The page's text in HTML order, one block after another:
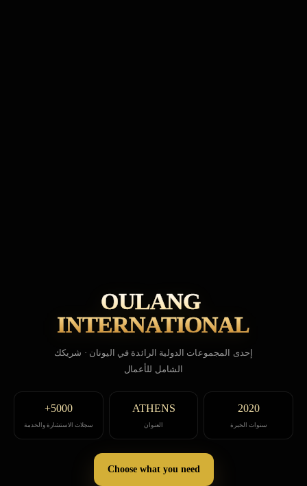
OULANG
INTERNATIONAL
إحدى المجموعات الدولية الرائدة في اليونان · شريكك
الشامل للأعمال
2020
سنوات الخبرة
ATHENS
العنوان
5000+
سجلات الاستشارة والخدمة
Choose what you need